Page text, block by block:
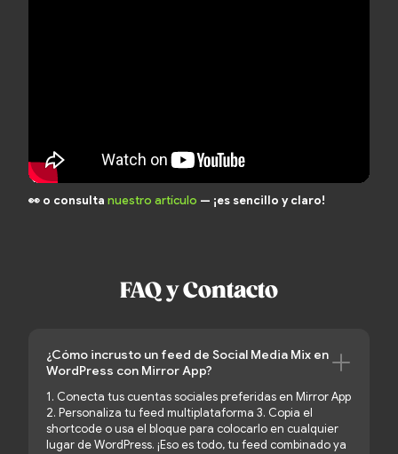
👀 o consulta nuestro artículo — ¡es sencillo y claro!
FAQ y Contacto
¿Cómo incrusto un feed de Social Media Mix en
WordPress con Mirror App?
1. Conecta tus cuentas sociales preferidas en Mirror App
2. Personaliza tu feed multiplataforma 3. Copia el
shortcode o usa el bloque para colocarlo en cualquier
lugar de WordPress. ¡Eso es todo, tu feed combinado ya